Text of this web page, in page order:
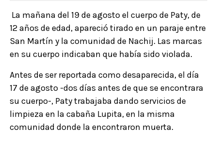
La mañana del 19 de agosto el cuerpo de Paty, de
12 años de edad, apareció tirado en un paraje entre
San Martín y la comunidad de Nachij. Las marcas
en su cuerpo indicaban que había sido violada.
Antes de ser reportada como desaparecida, el día
17 de agosto -dos días antes de que se encontrara
su cuerpo-, Paty trabajaba dando servicios de
limpieza en la cabaña Lupita, en la misma
comunidad donde la encontraron muerta.